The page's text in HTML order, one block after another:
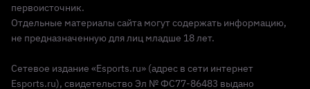
первоисточник.
Отдельные материалы сайта могут содержать информацию,
не предназначенную для лиц младше 18 лет.
Сетевое издание «Esports.ru» (адрес в сети интернет
Esports.ru), свидетельство Эл № ФС77-86483 выдано